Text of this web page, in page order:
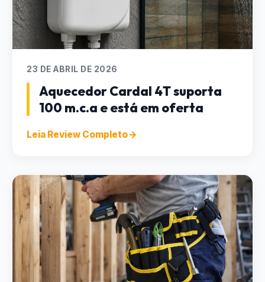
23 DE ABRIL DE 2026
Aquecedor Cardal 4T suporta
100 m.c.a e está em oferta
Leia Review Completo